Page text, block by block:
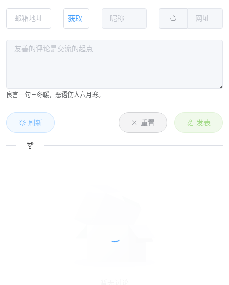
获取
良言一句三冬暖，恶语伤人六月寒。
刷新 重置 发表